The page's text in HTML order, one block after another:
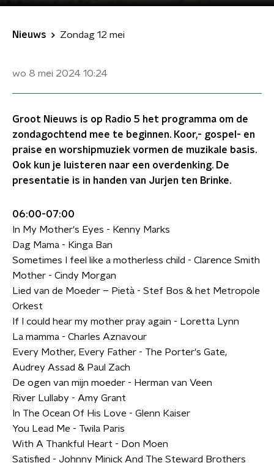
Nieuws Zondag 12 mei
wo 8 mei 2024 10:24
Groot Nieuws is op Radio 5 het programma om de
zondagochtend mee te beginnen. Koor,- gospel- en
praise en worshipmuziek vormen de muzikale basis.
Ook kun je luisteren naar een overdenking. De
presentatie is in handen van Jurjen ten Brinke.
06:00-07:00
In My Mother's Eyes - Kenny Marks
Dag Mama - Kinga Ban
Sometimes I feel like a motherless child - Clarence Smith
Mother - Cindy Morgan
Lied van de Moeder – Pietà - Stef Bos & het Metropole
Orkest
If I could hear my mother pray again - Loretta Lynn
La mamma - Charles Aznavour
Every Mother, Every Father - The Porter's Gate,
Audrey Assad & Paul Zach
De ogen van mijn moeder - Herman van Veen
River Lullaby - Amy Grant
In The Ocean Of His Love - Glenn Kaiser
You Lead Me - Twila Paris
With A Thankful Heart - Don Moen
Satisfied - Johnny Minick And The Steward Brothers